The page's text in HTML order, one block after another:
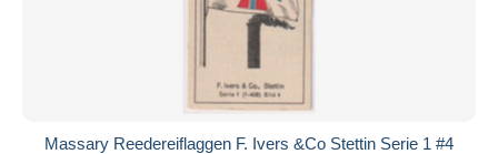
Massary Reedereiflaggen F. Ivers &Co Stettin Serie 1 #4